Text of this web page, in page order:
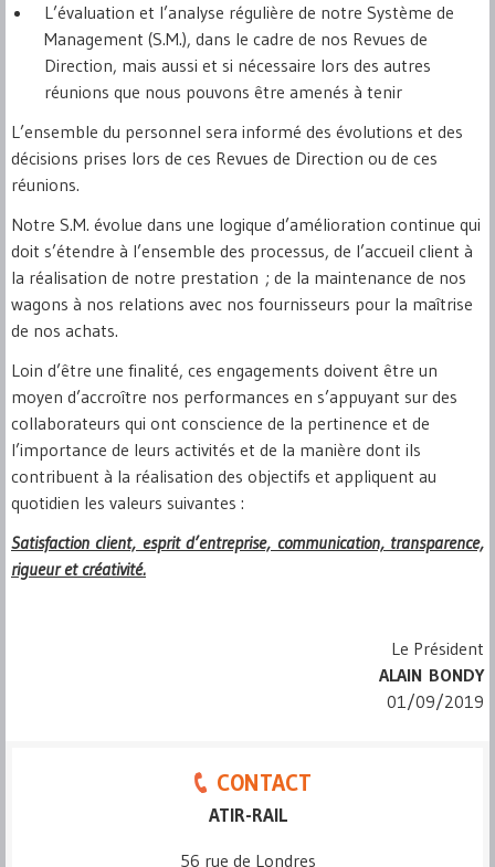
L’évaluation et l’analyse régulière de notre Système de
Management (S.M.), dans le cadre de nos Revues de
Direction, mais aussi et si nécessaire lors des autres
réunions que nous pouvons être amenés à tenir
L’ensemble du personnel sera informé des évolutions et des
décisions prises lors de ces Revues de Direction ou de ces
réunions.
Notre S.M. évolue dans une logique d’amélioration continue qui
doit s’étendre à l’ensemble des processus, de l’accueil client à
la réalisation de notre prestation ; de la maintenance de nos
wagons à nos relations avec nos fournisseurs pour la maîtrise
de nos achats.
Loin d’être une finalité, ces engagements doivent être un
moyen d’accroître nos performances en s’appuyant sur des
collaborateurs qui ont conscience de la pertinence et de
l’importance de leurs activités et de la manière dont ils
contribuent à la réalisation des objectifs et appliquent au
quotidien les valeurs suivantes :
Satisfaction client, esprit d’entreprise, communication, transparence,
rigueur et créativité.
Le Président
ALAIN BONDY
01/09/2019
CONTACT
ATIR-RAIL
56 rue de Londres